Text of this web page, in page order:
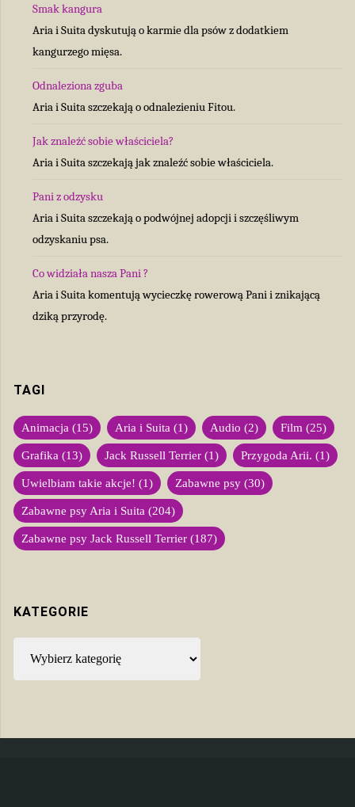
Smak kangura
Aria i Suita dyskutują o karmie dla psów z dodatkiem
kangurzego mięsa.
Odnaleziona zguba
Aria i Suita szczekają o odnalezieniu Fitou.
Jak znaleźć sobie właściciela?
Aria i Suita szczekają jak znaleźć sobie właściciela.
Pani z odzysku
Aria i Suita szczekają o podwójnej adopcji i szczęśliwym
odzyskaniu psa.
Co widziała nasza Pani ?
Aria i Suita komentują wycieczkę rowerową Pani i znikającą
dziką przyrodę.
TAGI
Animacja (15) Aria i Suita (1) Audio (2) Film (25)
Grafika (13) Jack Russell Terrier (1) Przygoda Arii. (1)
Uwielbiam takie akcje! (1) Zabawne psy (30)
Zabawne psy Aria i Suita (204)
Zabawne psy Jack Russell Terrier (187)
KATEGORIE